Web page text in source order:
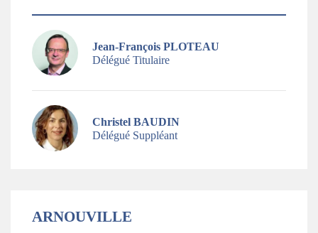
Jean-François PLOTEAU
Délégué Titulaire
Christel BAUDIN
Délégué Suppléant
ARNOUVILLE